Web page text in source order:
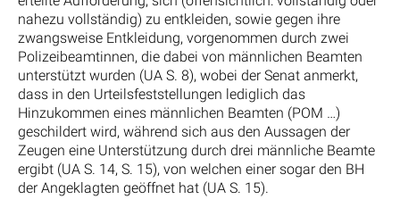
nahezu vollständig) zu entkleiden, sowie gegen ihre
zwangsweise Entkleidung, vorgenommen durch zwei
Polizeibeamtinnen, die dabei von männlichen Beamten
unterstützt wurden (UA S. 8), wobei der Senat anmerkt,
dass in den Urteilsfeststellungen lediglich das
Hinzukommen eines männlichen Beamten (POM …)
geschildert wird, während sich aus den Aussagen der
Zeugen eine Unterstützung durch drei männliche Beamte
ergibt (UA S. 14, S. 15), von welchen einer sogar den BH
der Angeklagten geöffnet hat (UA S. 15).